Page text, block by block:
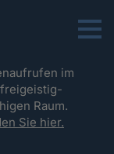
Menu
im
Raum.
Sie hier.